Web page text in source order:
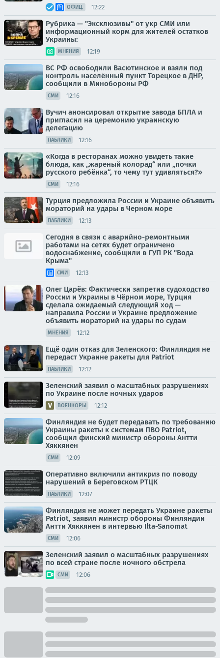
ОФИЦ. 12:22
Рубрика — "Эксклюзивы" от укр СМИ или
информационный корм для жителей остатков
Украины:
МНЕНИЯ 12:19
ВС РФ освободили Васютинское и взяли под
контроль населённый пункт Торецкое в ДНР,
сообщили в Минобороны РФ
СМИ 12:16
Вучич анонсировал открытие завода БПЛА и
пригласил на церемонию украинскую
делегацию
ПАБЛИКИ 12:16
«Когда в ресторанах можно увидеть такие
блюда, как „жареный колорад“ или „почки
русского ребёнка“, то чему тут удивляться?»
СМИ 12:16
Турция предложила России и Украине объявить
мораторий на удары в Черном море
ПАБЛИКИ 12:13
Сегодня в связи с аварийно-ремонтными
работами на сетях будет ограничено
водоснабжение, сообщили в ГУП РК "Вода
Крыма"
СМИ 12:13
Олег Царёв: Фактически запретив судоходство
России и Украины в Чёрном море, Турция
сделала ожидаемый следующий ход —
направила России и Украине предложение
объявить мораторий на удары по судам
МНЕНИЯ 12:12
Ещё один отказ для Зеленского: Финляндия не
передаст Украине ракеты для Patriot
ПАБЛИКИ 12:12
Зеленский заявил о масштабных разрушениях
по Украине после ночных ударов
ВОЕНКОРЫ 12:12
Финляндия не будет передавать по требованию
Украины ракеты к системам ПВО Patriot,
сообщил финский министр обороны Антти
Хяккянен
СМИ 12:09
Оперативно включили антикриз по поводу
нарушений в Береговском РТЦК
ПАБЛИКИ 12:07
Финляндия не может передать Украине ракеты
Patriot, заявил министр обороны Финляндии
Антти Хяккянен в интервью Ilta-Sanomat
СМИ 12:06
Зеленский заявил о масштабных разрушениях
по всей стране после ночного обстрела
СМИ 12:06